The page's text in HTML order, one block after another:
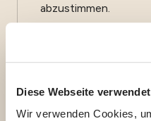
Diese Webseite
Wir verwenden Cookies,
abzustimmen.